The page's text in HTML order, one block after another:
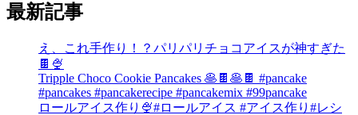
最新記事
え、これ手作り！？パリパリチョコアイスが神すぎた
🍫🍨
Tripple Choco Cookie Pancakes 🥞🍫🥞🍫 #pancake
#pancakes #pancakerecipe #pancakemix #99pancake
ロールアイス作り🍨#ロールアイス #アイス作り#レシ